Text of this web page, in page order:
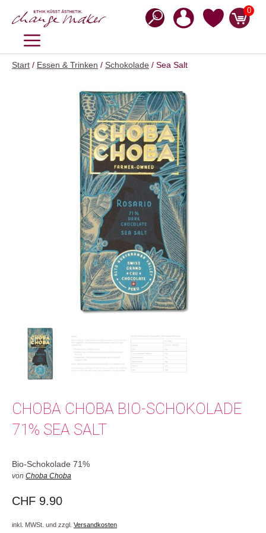
Inhalt
0
MENÜ
Start / Essen & Trinken / Schokolade / Sea Salt
CHOBA CHOBA BIO-SCHOKOLADE
71% SEA SALT
Bio-Schokolade 71%
von Choba Choba
CHF 9.90
inkl. MWSt. und zzgl. Versandkosten